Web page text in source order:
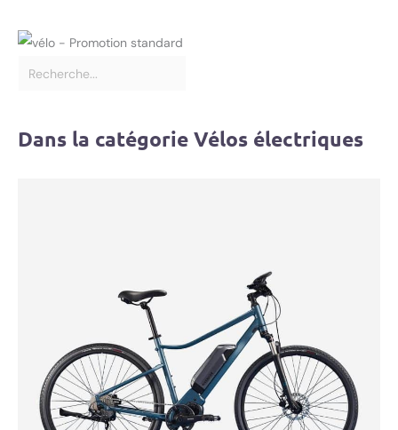
Dans la catégorie Vélos électriques